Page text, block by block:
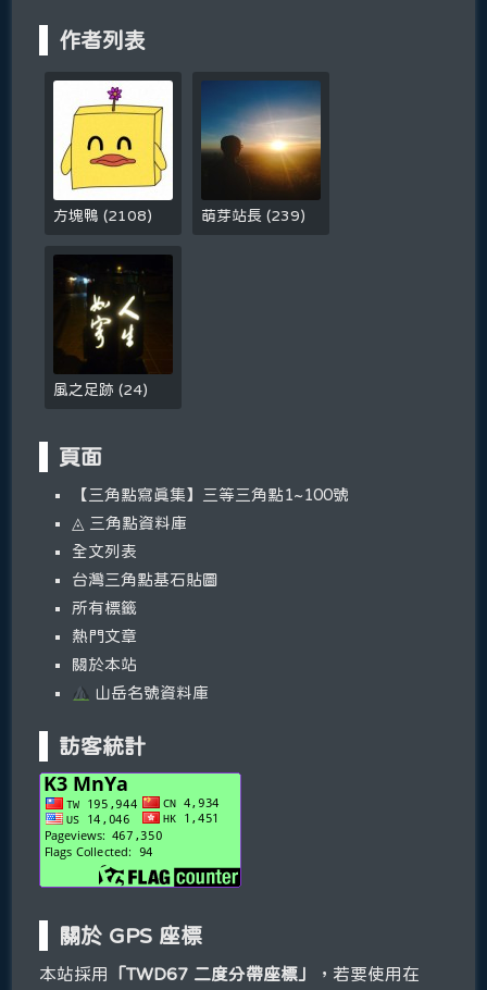
作者列表
方塊鴨(2108) 萌芽站長(239)
風之足跡(24)
頁面
【三角點寫真集】三等三角點1~100號
◬ 三角點資料庫
全文列表
台灣三角點基石貼圖
所有標籤
熱門文章
關於本站
山岳名號資料庫
訪客統計
關於 GPS 座標
本站採用 「TWD67 二度分帶座標」
，若要使用在